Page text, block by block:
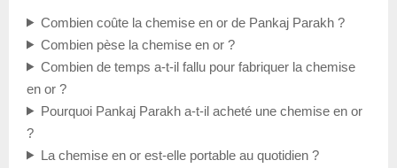
Combien coûte la chemise en or de Pankaj Parakh ?
Combien pèse la chemise en or ?
Combien de temps a-t-il fallu pour fabriquer la chemise
en or ?
Pourquoi Pankaj Parakh a-t-il acheté une chemise en or
?
La chemise en or est-elle portable au quotidien ?